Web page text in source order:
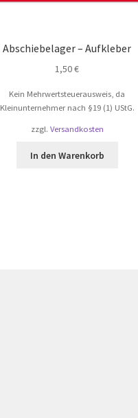
Abschiebelager – Aufkleber
1,50€
Kein Mehrwertsteuerausweis, da
Kleinunternehmer nach §19 (1) UStG.
zzgl. Versandkosten
In den Warenkorb